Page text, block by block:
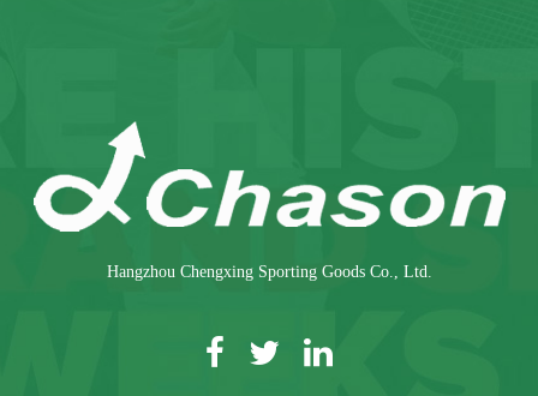
Hangzhou Chengxing Sporting Goods Co., Ltd.